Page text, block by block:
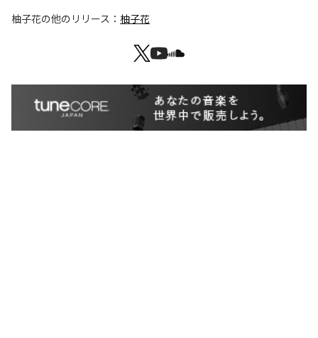
柚子花の他のリリース： 柚子花